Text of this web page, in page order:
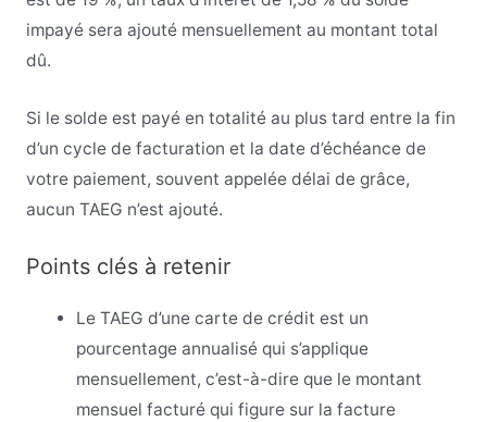
impayé sera ajouté mensuellement au montant total
dû.
Si le solde est payé en totalité au plus tard entre la fin
d’un cycle de facturation et la date d’échéance de
votre paiement, souvent appelée délai de grâce,
aucun TAEG n’est ajouté.
Points clés à retenir
Le TAEG d’une carte de crédit est un
pourcentage annualisé qui s’applique
mensuellement, c’est-à-dire que le montant
mensuel facturé qui figure sur la facture